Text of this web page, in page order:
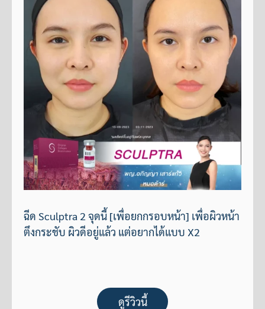
ฉีด Sculptra 2 จุดนี้ [เพื่อยกกรอบหน้า] เพื่อผิวหน้า
ตึงกระชับ ผิวดีอยู่แล้ว แต่อยากได้แบบ X2
ดูรีวิวนี้